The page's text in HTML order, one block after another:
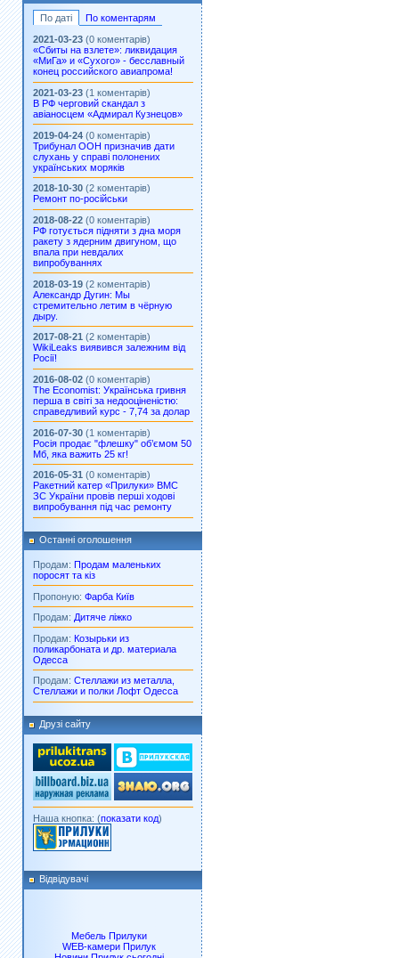
По даті
По коментарям
2021-03-23 (0 коментарів)
«Сбиты на взлете»: ликвидация
«МиГа» и «Сухого» - бесславный
конец российского авиапрома!
2021-03-23 (1 коментарів)
В РФ черговий скандал з
авіаносцем «Адмирал Кузнецов»
2019-04-24 (0 коментарів)
Трибунал ООН призначив дати
слухань у справі полонених
українських моряків
2018-10-30 (2 коментарів)
Ремонт по-російськи
2018-08-22 (0 коментарів)
РФ готується підняти з дна моря
ракету з ядерним двигуном, що
впала при невдалих
випробуваннях
2018-03-19 (2 коментарів)
Александр Дугин: Мы
стремительно летим в чёрную
дыру.
2017-08-21 (2 коментарів)
WikiLeaks виявився залежним від
Росії!
2016-08-02 (0 коментарів)
The Economist: Українська гривня
перша в світі за недооціненістю:
справедливий курс - 7,74 за долар
2016-07-30 (1 коментарів)
Росія продає "флешку" об’ємом 50
Мб, яка важить 25 кг!
2016-05-31 (0 коментарів)
Ракетний катер «Прилуки» ВМС
ЗС України провів перші ходові
випробування під час ремонту
Останні оголошення
Продам: Продам маленьких
поросят та кіз
Пропоную: Фарба Київ
Продам: Дитяче ліжко
Продам: Козырьки из
поликарбоната и др. материала
Одесса
Продам: Стеллажи из металла,
Стеллажи и полки Лофт Одесса
Друзі сайту
Наша кнопка: (показати код)
Відвідувачі
Мебель Прилуки
WEB-камери Прилук